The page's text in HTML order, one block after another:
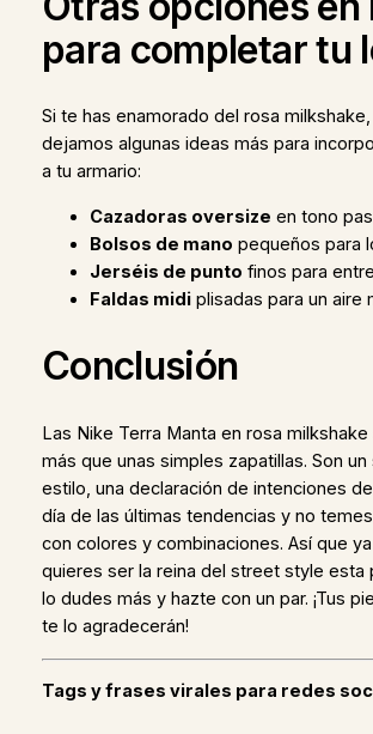
para completar tu
Si te has enamorado del rosa
dejamos algunas ideas más para
a tu armario:
Cazadoras oversize en tono
Bolsos de mano pequeños para
Jerséis de punto finos para
Faldas midiplisadas para un aire
Conclusión
Las Nike Terra Manta en rosa
más que unas simples zapatillas. Son
estilo, una declaración de intenciones
día de las últimas tendencias y no
con colores y combinaciones. Así que
quieres ser la reina del street style esta
lo dudes más y hazte con un par. ¡Tus
te lo agradecerán!
Tags y frases virales para redes